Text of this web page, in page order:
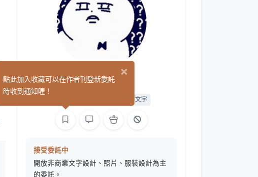
莫 (32)
文字
接受委託中
開放非商業文字設計、照片、服裝設計為主
的委託。
×
點此加入收藏可以在作者刊登新委託
時收到通知喔！